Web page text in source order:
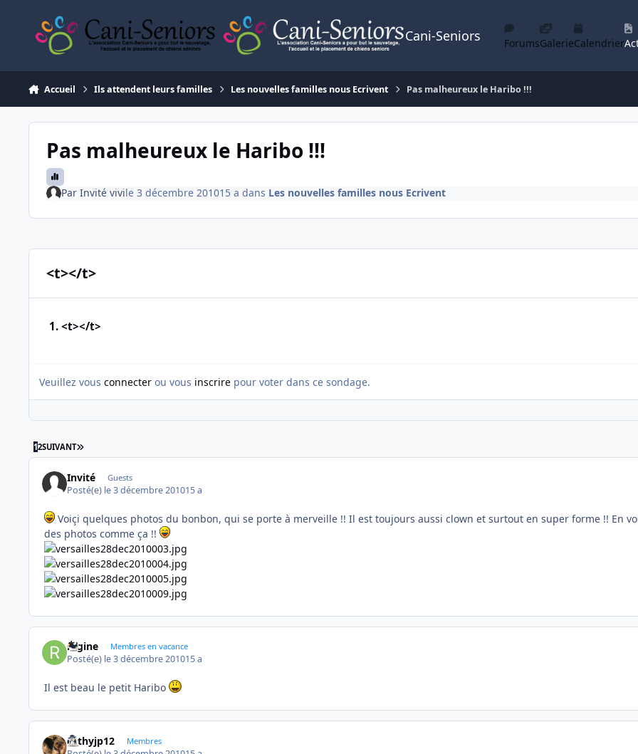
Cani-Seniors ForumsGalerieCalendrier
Accueil Ils attendent leurs familles Les nouvelles familles nous Ecrivent Pas malheureux le Haribo !!!
Pas malheureux le Haribo !!!
Par Invité vivile 3 décembre 201015 a dans Les nouvelles familles nous Ecrivent
<t></t>
1. <t></t>
Veuillez vous connecter ou vous inscrire pour voter dans ce sondage.
12SUIVANT DERNIÈRE PAGE
Invité Guests
Posté(e) le 3 décembre 201015 a
Voiçi quelques photos du bonbon, qui se porte à merveille !! Il est toujours aussi clown et surtout en super forme !! En
des photos comme ça !!
regine Membres en vacance
Posté(e) le 3 décembre 201015 a
Il est beau le petit Haribo
cathyjp12 Membres